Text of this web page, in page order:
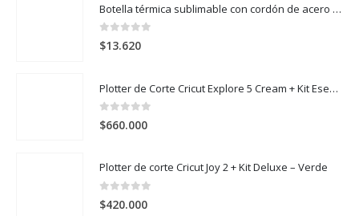
Botella térmica sublimable con cordón de acero 304 500ml
0 out of 5
$13.620
Plotter de Corte Cricut Explore 5 Cream + Kit Esencial
0 out of 5
$660.000
Plotter de corte Cricut Joy 2 + Kit Deluxe – Verde
0 out of 5
$420.000